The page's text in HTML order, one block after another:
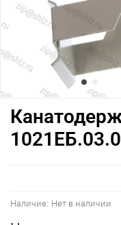
Наличие: Нет в наличии